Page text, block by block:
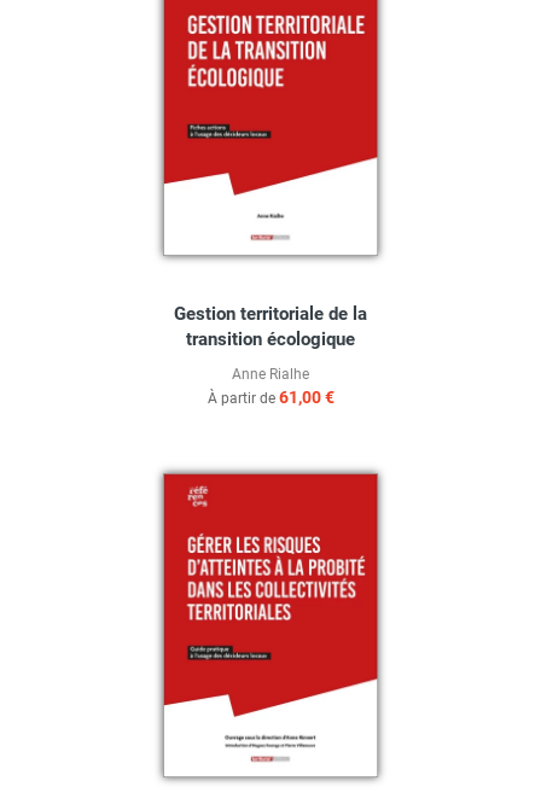
Gestion territoriale de la
transition écologique
Anne Rialhe
À partir de 61,00 €